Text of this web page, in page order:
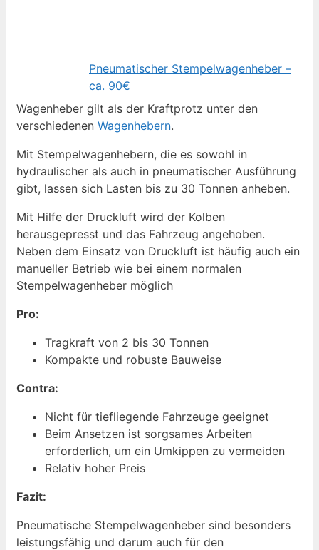
Pneumatischer Stempelwagenheber –
ca. 90€
Wagenheber gilt als der Kraftprotz unter den
verschiedenen Wagenhebern.
Mit Stempelwagenhebern, die es sowohl in
hydraulischer als auch in pneumatischer Ausführung
gibt, lassen sich Lasten bis zu 30 Tonnen anheben.
Mit Hilfe der Druckluft wird der Kolben
herausgepresst und das Fahrzeug angehoben.
Neben dem Einsatz von Druckluft ist häufig auch ein
manueller Betrieb wie bei einem normalen
Stempelwagenheber möglich
Pro:
Tragkraft von 2 bis 30 Tonnen
Kompakte und robuste Bauweise
Contra:
Nicht für tiefliegende Fahrzeuge geeignet
Beim Ansetzen ist sorgsames Arbeiten
erforderlich, um ein Umkippen zu vermeiden
Relativ hoher Preis
Fazit:
Pneumatische Stempelwagenheber sind besonders
leistungsfähig und darum auch für den